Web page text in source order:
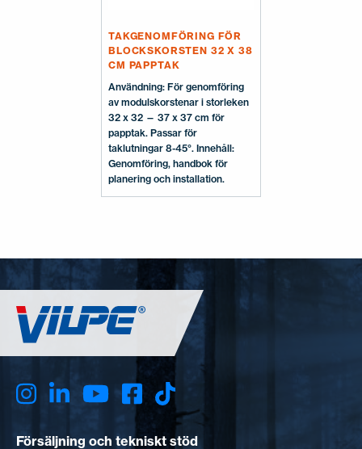
TAKGENOMFÖRING FÖR
BLOCKSKORSTEN 32 X 38
CM PAPPTAK
Användning: För genomföring
av modulskorstenar i storleken
32 x 32 — 37 x 37 cm för
papptak. Passar för
taklutningar 8-45°. Innehåll:
Genomföring, handbok för
planering och installation.
Försäljning och tekniskt stöd